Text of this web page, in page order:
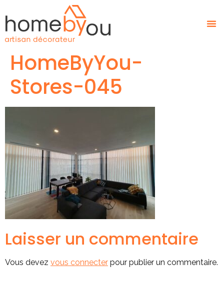
HomeByYou-
Stores-045
Laisser un commentaire
Vous devez vous connecter pour publier un commentaire.